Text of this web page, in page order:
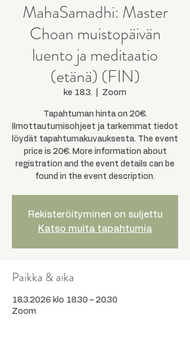
MahaSamadhi: Master
Choan muistopäivän
luento ja meditaatio
(etänä) (FIN)
ke 18.3. Zoom
Tapahtuman hinta on 20€.
Ilmottautumisohjeet ja tarkemmat tiedot
löydät tapahtumakuvauksesta. The event
price is 20€. More information about
registration and the event details can be
found in the event description.
Rekisteröityminen on suljettu
Katso muita tapahtumia
Paikka & aika
18.3.2026 klo 18.30 – 20.30
Zoom